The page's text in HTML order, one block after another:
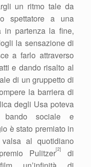
un ritmo tale da
spettatore a una
in partenza la fine,
la sensazione di
a farlo attraverso
e dando risalto al
di un gruppetto di
la barriera di
degli Usa poteva
bando sociale e
è stato premiato in
al quotidiano
Pulitzer[2]
di